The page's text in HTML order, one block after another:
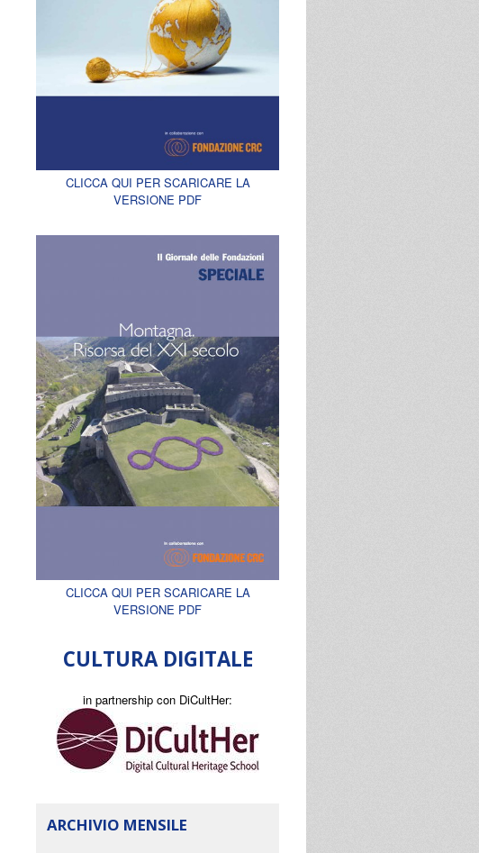
CLICCA QUI PER SCARICARE LA
VERSIONE PDF
CLICCA QUI PER SCARICARE LA
VERSIONE PDF
CULTURA DIGITALE
in partnership con DiCultHer:
ARCHIVIO MENSILE